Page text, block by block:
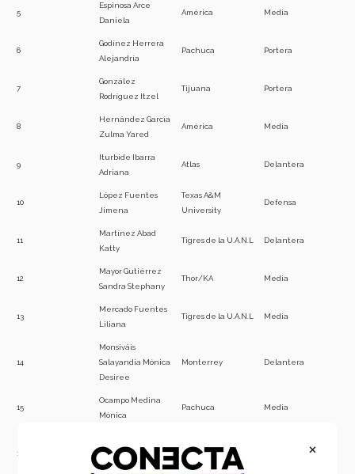
5
Espinosa Arce
Daniela
América Media
6
Godínez Herrera
Alejandría
Pachuca Portera
7
González
Rodríguez Itzel
Tijuana Portera
8
Hernández García
Zulma Yared
América Media
9
Iturbide Ibarra
Adriana
Atlas Delantera
10
López Fuentes
Jimena
Texas A&M
University
Defensa
11
Martínez Abad
Katty
Tigres de la U.A.N.L Delantera
12
Mayor Gutiérrez
Sandra Stephany
Thor/KA Media
13
Mercado Fuentes
Liliana
Tigres de la U.A.N.L Media
14
Monsiváis
Salayandia Mónica
Desiree
Monterrey Delantera
15
Ocampo Medina
Mónica
Pachuca Media
16
Lizbeth
Jacqueline
Tigres de la U.A.N.L ×